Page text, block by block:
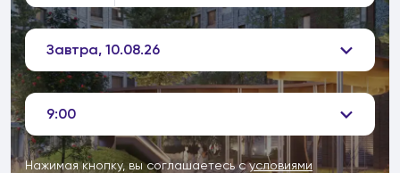
Завтра, 10.08.26
9:00
Нажимая кнопку, вы соглашаетесь сусловиями